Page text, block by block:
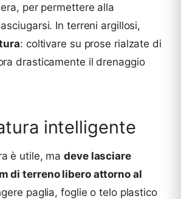
per permettere alla
In terreni argillosi,
: coltivare su prose rialzate di
drasticamente il drenaggio
intelligente
è utile, madeve lasciare
di terreno libero attorno al
paglia, foglie o telo plastico